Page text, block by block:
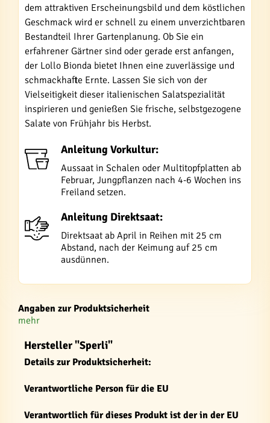
dem attraktiven Erscheinungsbild und dem köstlichen
Geschmack wird er schnell zu einem unverzichtbaren
Bestandteil Ihrer Gartenplanung. Ob Sie ein
erfahrener Gärtner sind oder gerade erst anfangen,
der Lollo Bionda bietet Ihnen eine zuverlässige und
schmackhafte Ernte. Lassen Sie sich von der
Vielseitigkeit dieser italienischen Salatspezialität
inspirieren und genießen Sie frische, selbstgezogene
Salate von Frühjahr bis Herbst.
Anleitung Vorkultur:
Aussaat in Schalen oder Multitopfplatten ab
Februar, Jungpflanzen nach 4-6 Wochen ins
Freiland setzen.
Anleitung Direktsaat:
Direktsaat ab April in Reihen mit 25 cm
Abstand, nach der Keimung auf 25 cm
ausdünnen.
Angaben zur Produktsicherheit
mehr
Hersteller "Sperli"
Details zur Produktsicherheit:
Verantwortliche Person für die EU
Verantwortlich für dieses Produkt ist der in der EU